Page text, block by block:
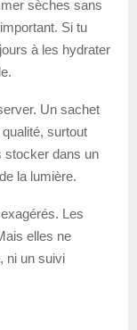
sèches sans
Si tu
à les hydrater
Un sachet
surtout
stocker dans un
la lumière.
Les
elles ne
ni un suivi